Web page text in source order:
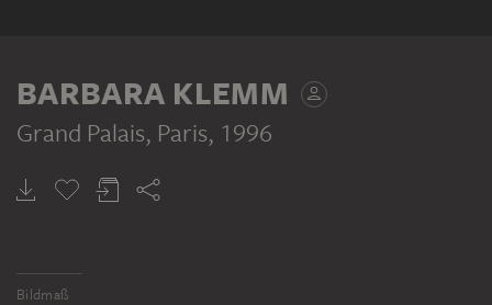
BARBARA KLEMM
Grand Palais, Paris, 1996
Bildmaß